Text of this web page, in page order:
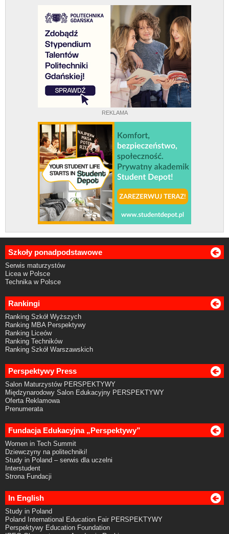
REKLAMA
Szkoły ponadpodstawowe
Serwis maturzystów
Licea w Polsce
Technika w Polsce
Rankingi
Ranking Szkół Wyższych
Ranking MBA Perspektywy
Ranking Liceów
Ranking Techników
Ranking Szkół Warszawskich
Perspektywy Press
Salon Maturzystów PERSPEKTYWY
Międzynarodowy Salon Edukacyjny PERSPEKTYWY
Oferta Reklamowa
Prenumerata
Fundacja Edukacyjna „Perspektywy”
Women in Tech Summit
Dziewczyny na politechniki!
Study in Poland – serwis dla uczelni
Interstudent
Strona Fundacji
In English
Study in Poland
Poland International Education Fair PERSPEKTYWY
Perspektywy Education Foundation